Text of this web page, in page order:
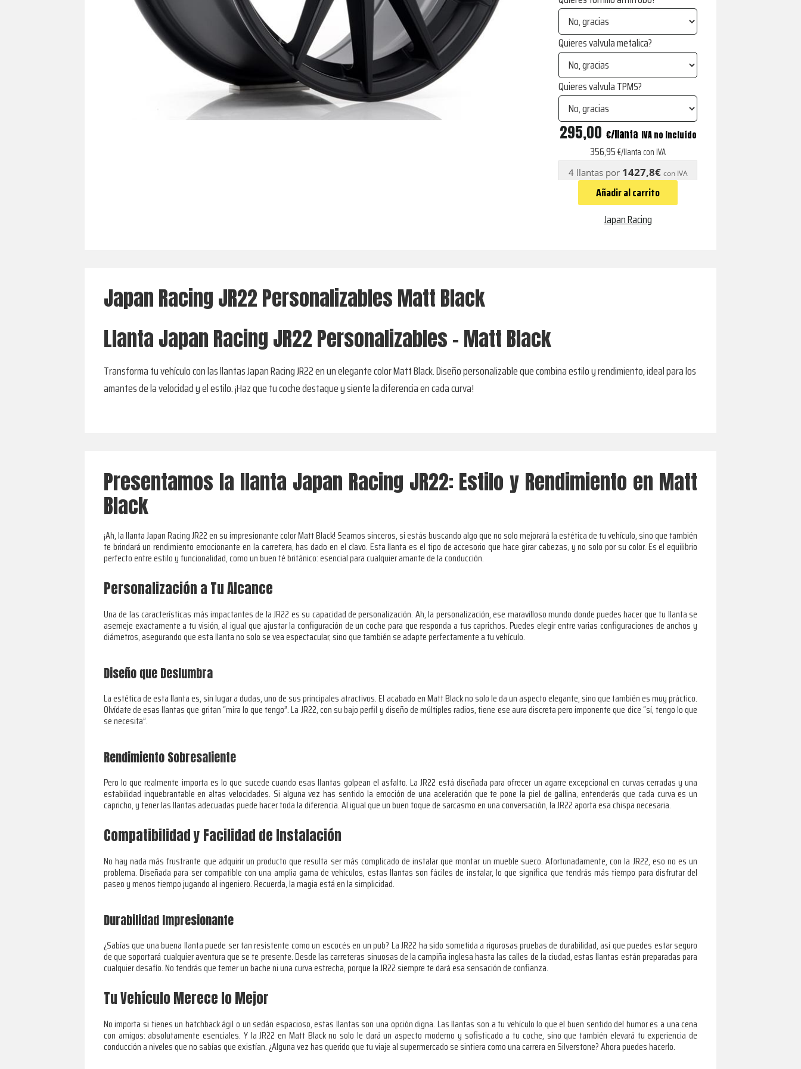
Quieres valvula metalica?
Quieres valvula TPMS?
JR22
Personalizables
Matt
Black
295,00 € IVA no incluído
356,95€/llanta con IVA
4 llantas por 1427,8€ con IVA
Añadir al carrito
Japan Racing
Japan Racing JR22 Personalizables Matt Black
Llanta Japan Racing JR22 Personalizables - Matt Black
Transforma tu vehículo con las llantas Japan Racing JR22 en un elegante color Matt Black. Diseño personalizable que combina estilo y rendimiento, ideal para los
amantes de la velocidad y el estilo. ¡Haz que tu coche destaque y siente la diferencia en cada curva!
Presentamos la llanta Japan Racing JR22: Estilo y Rendimiento en Matt
Black
¡Ah, la llanta Japan Racing JR22 en su impresionante color Matt Black! Seamos sinceros, si estás buscando algo que no solo mejorará la estética de tu vehículo, sino que también
te brindará un rendimiento emocionante en la carretera, has dado en el clavo. Esta llanta es el tipo de accesorio que hace girar cabezas, y no solo por su color. Es el equilibrio
perfecto entre estilo y funcionalidad, como un buen té británico: esencial para cualquier amante de la conducción.
Personalización a Tu Alcance
Una de las características más impactantes de la JR22 es su capacidad de personalización. Ah, la personalización, ese maravilloso mundo donde puedes hacer que tu llanta se
asemeje exactamente a tu visión, al igual que ajustar la configuración de un coche para que responda a tus caprichos. Puedes elegir entre varias configuraciones de anchos y
diámetros, asegurando que esta llanta no solo se vea espectacular, sino que también se adapte perfectamente a tu vehículo.
Diseño que Deslumbra
La estética de esta llanta es, sin lugar a dudas, uno de sus principales atractivos. El acabado en Matt Black no solo le da un aspecto elegante, sino que también es muy práctico.
Olvídate de esas llantas que gritan “mira lo que tengo”. La JR22, con su bajo perfil y diseño de múltiples radios, tiene ese aura discreta pero imponente que dice “sí, tengo lo que
se necesita”.
Rendimiento Sobresaliente
Pero lo que realmente importa es lo que sucede cuando esas llantas golpean el asfalto. La JR22 está diseñada para ofrecer un agarre excepcional en curvas cerradas y una
estabilidad inquebrantable en altas velocidades. Si alguna vez has sentido la emoción de una aceleración que te pone la piel de gallina, entenderás que cada curva es un
capricho, y tener las llantas adecuadas puede hacer toda la diferencia. Al igual que un buen toque de sarcasmo en una conversación, la JR22 aporta esa chispa necesaria.
Compatibilidad y Facilidad de Instalación
No hay nada más frustrante que adquirir un producto que resulta ser más complicado de instalar que montar un mueble sueco. Afortunadamente, con la JR22, eso no es un
problema. Diseñada para ser compatible con una amplia gama de vehículos, estas llantas son fáciles de instalar, lo que significa que tendrás más tiempo para disfrutar del
paseo y menos tiempo jugando al ingeniero. Recuerda, la magia está en la simplicidad.
Durabilidad Impresionante
¿Sabías que una buena llanta puede ser tan resistente como un escocés en un pub? La JR22 ha sido sometida a rigurosas pruebas de durabilidad, así que puedes estar seguro
de que soportará cualquier aventura que se te presente. Desde las carreteras sinuosas de la campiña inglesa hasta las calles de la ciudad, estas llantas están preparadas para
cualquier desafío. No tendrás que temer un bache ni una curva estrecha, porque la JR22 siempre te dará esa sensación de confianza.
Tu Vehículo Merece lo Mejor
No importa si tienes un hatchback ágil o un sedán espacioso, estas llantas son una opción digna. Las llantas son a tu vehículo lo que el buen sentido del humor es a una cena
con amigos: absolutamente esenciales. Y la JR22 en Matt Black no solo le dará un aspecto moderno y sofisticado a tu coche, sino que también elevará tu experiencia de
conducción a niveles que no sabías que existían. ¿Alguna vez has querido que tu viaje al supermercado se sintiera como una carrera en Silverstone? Ahora puedes hacerlo.